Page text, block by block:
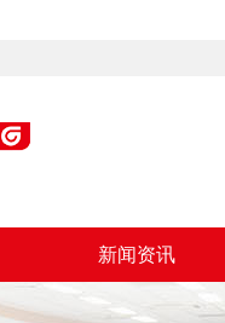
新闻资讯